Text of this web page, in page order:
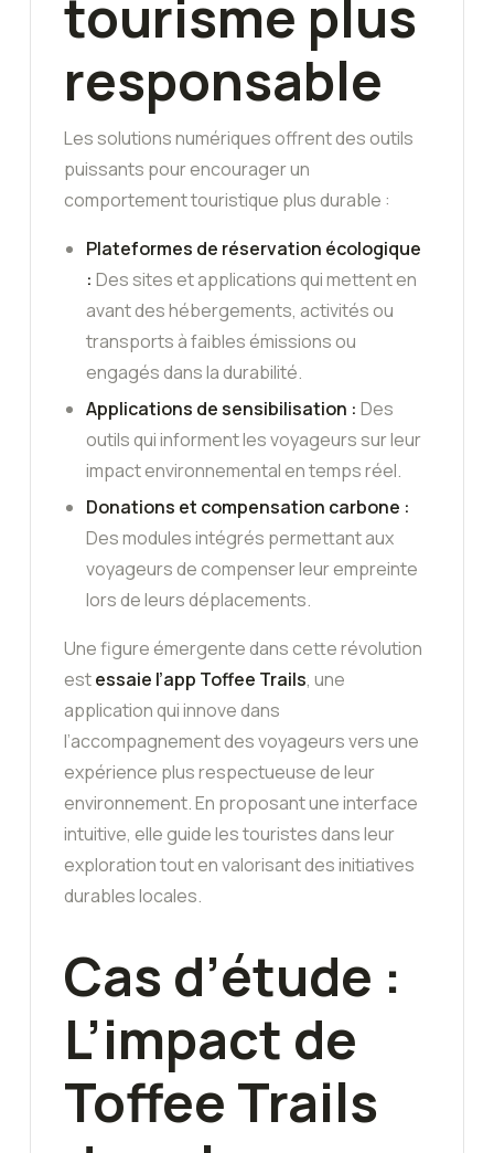
tourisme plus
responsable
Les solutions numériques offrent des outils
puissants pour encourager un
comportement touristique plus durable :
Plateformes de réservation écologique
: Des sites et applications qui mettent en
avant des hébergements, activités ou
transports à faibles émissions ou
engagés dans la durabilité.
Applications de sensibilisation : Des
outils qui informent les voyageurs sur leur
impact environnemental en temps réel.
Donations et compensation carbone :
Des modules intégrés permettant aux
voyageurs de compenser leur empreinte
lors de leurs déplacements.
Une figure émergente dans cette révolution
estessaie l’app Toffee Trails, une
application qui innove dans
l’accompagnement des voyageurs vers une
expérience plus respectueuse de leur
environnement. En proposant une interface
intuitive, elle guide les touristes dans leur
exploration tout en valorisant des initiatives
durables locales.
Cas d’étude :
L’impact de
Toffee Trails